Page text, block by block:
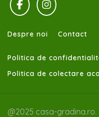
Despre noi Contact
Politica de
Politica de colectare
@2025 casa-